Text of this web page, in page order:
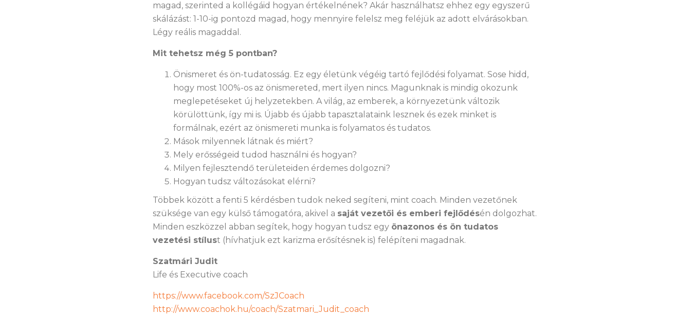
magad, szerinted a kollégáid hogyan értékelnének? Akár használhatsz ehhez egy egyszerű
skálázást: 1-10-ig pontozd magad, hogy mennyire felelsz meg feléjük az adott elvárásokban.
Légy reális magaddal.
Mit tehetsz még 5 pontban?
Önismeret és ön-tudatosság. Ez egy életünk végéig tartó fejlődési folyamat. Sose hidd,
hogy most 100%-os az önismereted, mert ilyen nincs. Magunknak is mindig okozunk
meglepetéseket új helyzetekben. A világ, az emberek, a környezetünk változik
körülöttünk, így mi is. Újabb és újabb tapasztalataink lesznek és ezek minket is
formálnak, ezért az önismereti munka is folyamatos és tudatos.
Mások milyennek látnak és miért?
Mely erősségeid tudod használni és hogyan?
Milyen fejlesztendő területeiden érdemes dolgozni?
Hogyan tudsz változásokat elérni?
Többek között a fenti 5 kérdésben tudok neked segíteni, mint coach. Minden vezetőnek
szüksége van egy külső támogatóra, akivel a saját vezetői és emberi fejlődésén dolgozhat.
Minden eszközzel abban segítek, hogy hogyan tudsz egy önazonos és ön tudatos
vezetési stílust (hívhatjuk ezt karizma erősítésnek is) felépíteni magadnak.
Szatmári Judit
Life és Executive coach
https://www.facebook.com/SzJCoach
http://www.coachok.hu/coach/Szatmari_Judit_coach